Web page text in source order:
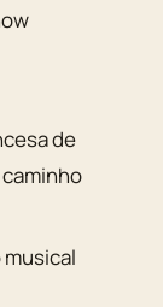
de
musical